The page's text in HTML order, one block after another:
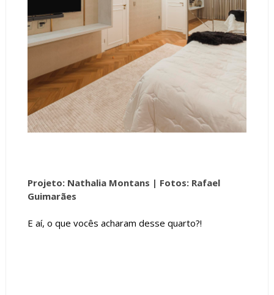
Projeto: Nathalia Montans | Fotos: Rafael
Guimarães
E aí, o que vocês acharam desse quarto?!